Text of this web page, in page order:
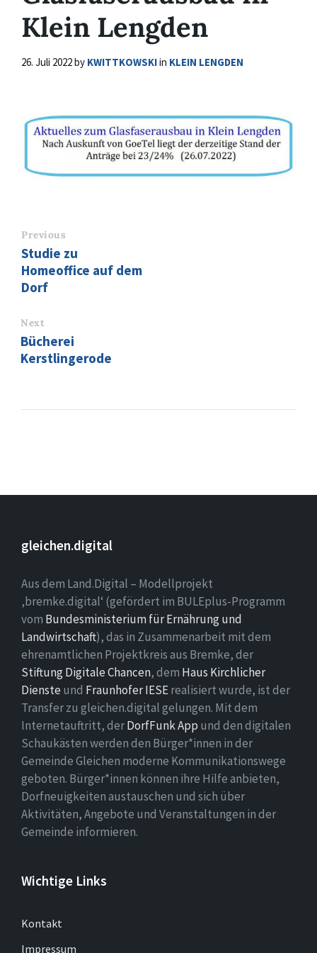
Klein Lengden
26. Juli 2022by KWITTKOWSKIin KLEIN LENGDEN
Previous
Studie zu
Homeoffice auf dem
Dorf
Next
Bücherei
Kerstlingerode
gleichen.digital
Aus dem Land.Digital – Modellprojekt
‚bremke.digital‘ (gefördert im BULEplus-Programm
vom Bundesministerium für Ernährung und
Landwirtschaft), das in Zusammenarbeit mit dem
ehrenamtlichen Projektkreis aus Bremke, der
Stiftung Digitale Chancen, dem Haus Kirchlicher
Dienste und Fraunhofer IESErealisiert wurde, ist der
Transfer zu gleichen.digital gelungen. Mit dem
Internetauftritt, derDorfFunk App und den digitalen
Schaukästen werden den Bürger*innen in der
Gemeinde Gleichen moderne Kommunikationswege
geboten. Bürger*innen können ihre Hilfe anbieten,
Dorfneuigkeiten austauschen und sich über
Aktivitäten, Angebote und Veranstaltungen in der
Gemeinde informieren.
Wichtige Links
Kontakt
Impressum